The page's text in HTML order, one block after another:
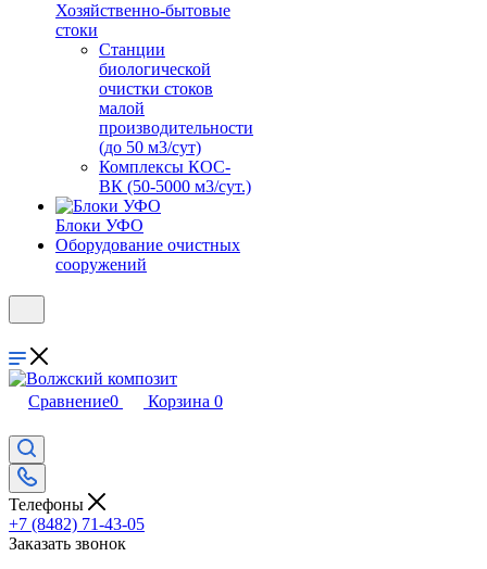
Хозяйственно-бытовые
стоки
Станции
биологической
очистки стоков
малой
производительности
(до 50 м3/сут)
Комплексы КОС-
ВК (50-5000 м3/сут.)
Блоки УФО
Оборудование очистных
сооружений
Сравнение0 Корзина 0
Телефоны
+7 (8482) 71-43-05
Заказать звонок